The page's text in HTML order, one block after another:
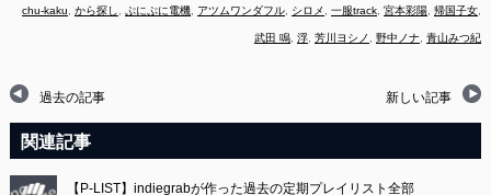
chu-kaku ,から探し ぷにぷに電機 アツムワンダフル シロメ ,一服track ,宮本彩陽 ,帰国子女
武田 鳴 ,浮 ,芳川ヨシノ ,野中ノナ ,青山みつ紀
過去の記事 新しい記事
関連記事
【P-LIST】indiegrabが作った過去の定期プレイリスト全部